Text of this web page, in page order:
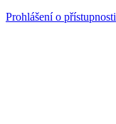
Prohlášení o přístupnosti